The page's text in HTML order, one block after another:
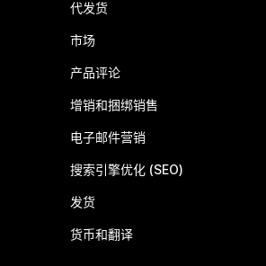
代发货
市场
产品评论
增销和捆绑销售
电子邮件营销
搜索引擎优化 (SEO)
发货
货币和翻译